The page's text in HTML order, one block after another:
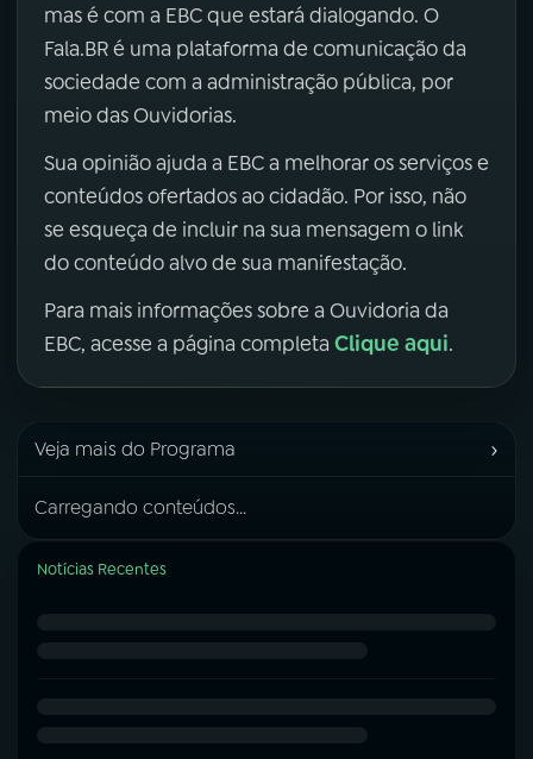
mas é com a EBC que estará dialogando. O
Fala.BR é uma plataforma de comunicação da
sociedade com a administração pública, por
meio das Ouvidorias.
Sua opinião ajuda a EBC a melhorar os serviços e
conteúdos ofertados ao cidadão. Por isso, não
se esqueça de incluir na sua mensagem o link
do conteúdo alvo de sua manifestação.
Para mais informações sobre a Ouvidoria da
EBC, acesse a página completa Clique aqui.
Veja mais do Programa ›
Carregando conteúdos...
Notícias Recentes